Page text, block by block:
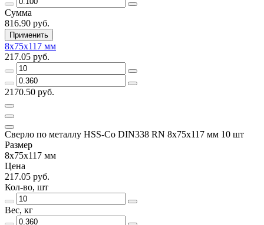
Сумма
816.90 руб.
Применить
8х75х117 мм
217.05 руб.
2170.50 руб.
Сверло по металлу HSS-Co DIN338 RN 8х75х117 мм 10 шт
Размер
8х75х117 мм
Цена
217.05 руб.
Кол-во, шт
Вес, кг